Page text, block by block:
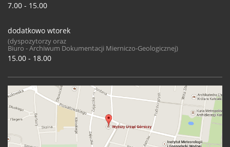
7.00 - 15.00
dodatkowo wtorek
(dyspozytorzy oraz
Biuro - Archiwum Dokumentacji Mierniczo-Geologicznej)
15.00 - 18.00